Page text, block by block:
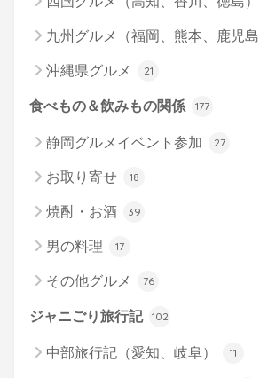
九州グルメ（福岡、熊本、鹿児島
沖縄県グルメ 21
食べもの＆飲みもの関係 177
静岡グルメイベント参加 27
お取り寄せ 18
焼酎・お酒 39
男の料理 17
その他グルメ 76
ジャニごり旅行記 102
中部旅行記（愛知、岐阜） 11